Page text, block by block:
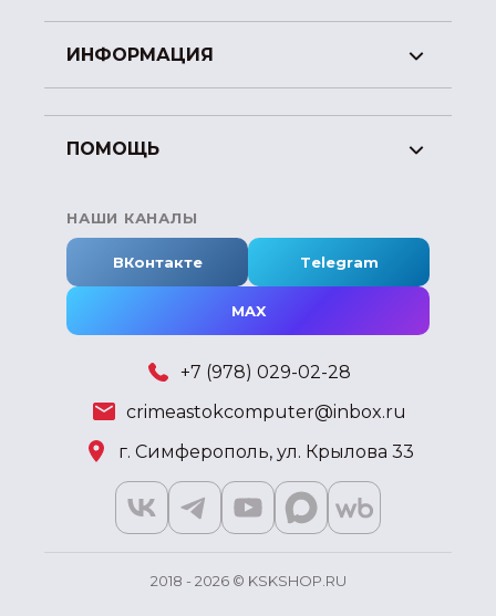
ИНФОРМАЦИЯ
ПОМОЩЬ
НАШИ КАНАЛЫ
ВКонтакте Telegram
MAX
+7 (978) 029-02-28
crimeastokcomputer@inbox.ru
г. Симферополь, ул. Крылова 33
2018 - 2026 © KSKSHOP.RU